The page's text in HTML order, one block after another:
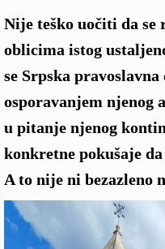
Nije teško uočiti da
oblicima istog
se Srpska
osporavanjem njenog
u pitanje njenog
konkretne pokušaje
A to nije ni bezazleno